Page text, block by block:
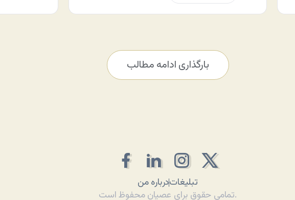
بارگذاری ادامه مطالب
درباره منتبلیغات
تمامی حقوق برای عصیان محفوظ است.